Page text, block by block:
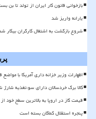
بازخوانی قانون کار ایران از تولد تا بن
یارانه واریز شد
شروع بازگشت به اشتغال کارگران
اظهارات وزیر خزانه داری آمریکا با
کالا برگ خردسالان دارای سوءتغذیه
قیمت گاز در اروپا به بالاترین سطح خود از 2023 رسید
پنجره استقلال کماکان بسته است